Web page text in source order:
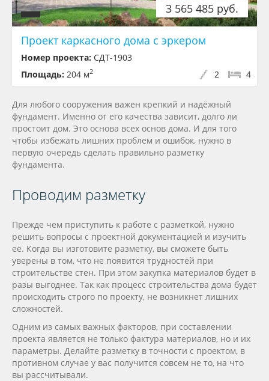
3 565 485 руб.
Проект каркасного дома с эркером
Номер проекта: СДТ-1903
Площадь: 204 м2 4
2
Для любого сооружения важен крепкий и надёжный
фундамент. Именно от его качества зависит, долго ли
простоит дом. Это основа всех основ дома. И для того
чтобы избежать лишних проблем и ошибок, нужно в
первую очередь сделать правильно разметку
фундамента.
Проводим разметку
Прежде чем приступить к работе с разметкой, нужно
решить вопросы с проектной документацией и изучить
её. Когда вы изготовите разметку, вы сможете быть
уверены в том, что не появится трудностей при
строительстве стен. При этом закупка материалов будет в
разы выгоднее. Так как процесс строительства дома будет
происходить строго по проекту, не возникнет лишних
сложностей.
Одним из самых важных факторов, при составлении
проекта является не только фактура материалов, но и их
параметры. Делайте разметку в точности с проектом, в
противном случае у вас получится совсем не то, на что
вы рассчитывали.